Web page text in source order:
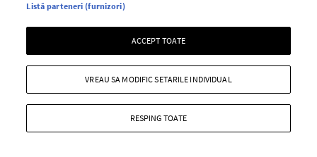
Ești născută în zodia Capricorn? Atunci cu siguranță vrei
să afli principalele previziuni din horoscop anual 2024,
+ MAI MULTE
Listă parteneri (furnizori)
ACCEPT TOATE
RESPING TOATE
VREAU SA MODIFIC SETARILE INDIVIDUAL